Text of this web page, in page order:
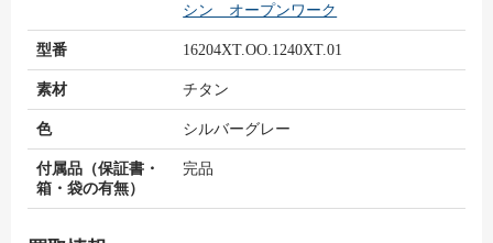
シン オープンワーク
型番 16204XT.OO.1240XT.01
素材 チタン
色 シルバーグレー
付属品（保証書・
箱・袋の有無）
完品